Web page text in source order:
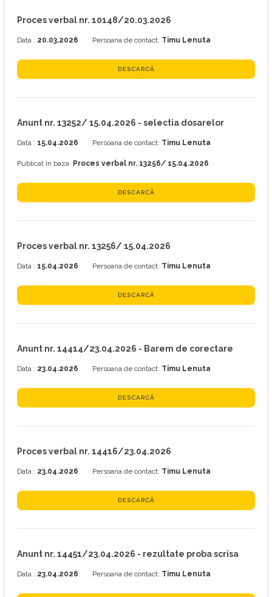
Proces verbal nr. 10148/20.03.2026
Data : 20.03.2026 Persoana de contact: Timu Lenuta
DESCARCĂ
Anunt nr. 13252/ 15.04.2026 - selectia dosarelor
Data : 15.04.2026 Persoana de contact: Timu Lenuta
Publicat în baza: Proces verbal nr. 13256/ 15.04.2026
DESCARCĂ
Proces verbal nr. 13256/ 15.04.2026
Data : 15.04.2026 Persoana de contact: Timu Lenuta
DESCARCĂ
Anunt nr. 14414/23.04.2026 - Barem de corectare
Data : 23.04.2026 Persoana de contact: Timu Lenuta
DESCARCĂ
Proces verbal nr. 14416/23.04.2026
Data : 23.04.2026 Persoana de contact: Timu Lenuta
DESCARCĂ
Anunt nr. 14451/23.04.2026 - rezultate proba scrisa
Data : 23.04.2026 Persoana de contact: Timu Lenuta